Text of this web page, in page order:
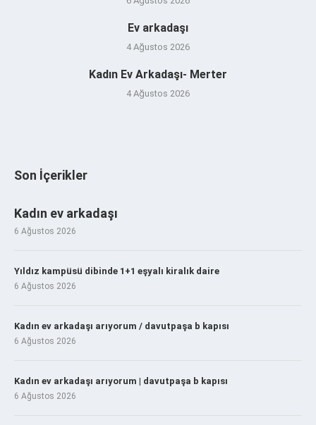
Ev arkadaşı
4 Ağustos 2026
Kadın Ev Arkadaşı- Merter
4 Ağustos 2026
Son İçerikler
Kadın ev arkadaşı
6 Ağustos 2026
Yıldız kampüsü dibinde 1+1 eşyalı kiralık daire
6 Ağustos 2026
Kadın ev arkadaşı arıyorum / davutpaşa b kapısı
6 Ağustos 2026
Kadın ev arkadaşı arıyorum | davutpaşa b kapısı
6 Ağustos 2026